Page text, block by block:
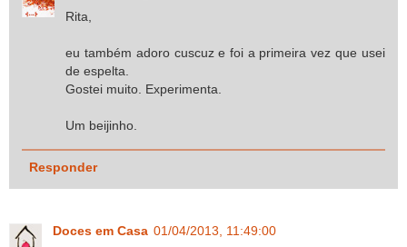
Rita,
eu também adoro cuscuz e foi a primeira vez que usei
de espelta.
Gostei muito. Experimenta.
Um beijinho.
Responder
Doces em Casa 01/04/2013, 11:49:00